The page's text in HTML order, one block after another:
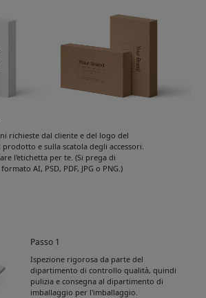
richieste dal cliente e del logo del
e sulla scatola degli accessori.
l'etichetta per te. (Si prega di
AI, PSD, PDF, JPG o PNG.)
Passo 1
Ispezione rigorosa da parte del
dipartimento di controllo qualità, quindi
pulizia e consegna al dipartimento di
imballaggio per l'imballaggio.